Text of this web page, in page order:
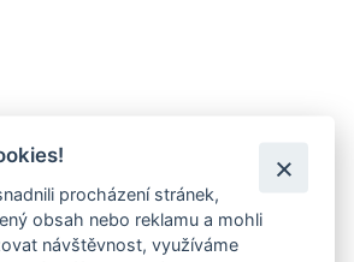
pro mycí houbu.
není v nabídce.
produkt z naší nabídky
procházení stránek,
obsah nebo reklamu a mohli
návštěvnost, využíváme